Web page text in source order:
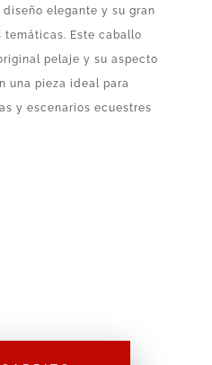
elegante y su gran
Este caballo
pelaje y su aspecto
una pieza ideal para
y escenarios ecuestres